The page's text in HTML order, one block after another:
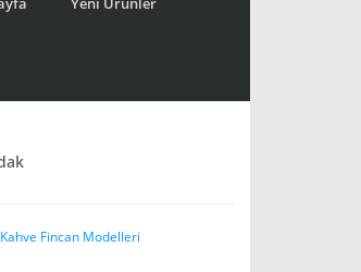
Fincan Modelleri